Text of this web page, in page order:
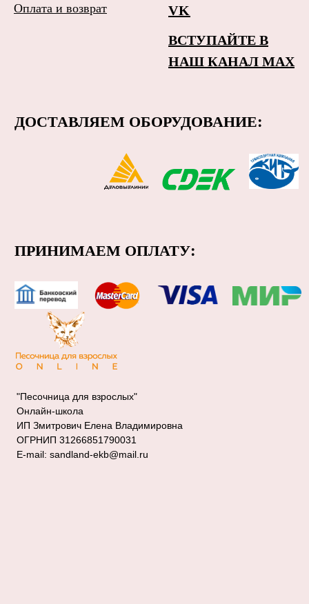
Оплата и возврат
VK
ВСТУПАЙТЕ В
НАШ КАНАЛ MAX
"Песочница для взрослых"
Онлайн-школа
ИП Змитрович Елена Владимировна
ОГРНИП 31266851790031
E-mail: sandland-ekb@mail.ru